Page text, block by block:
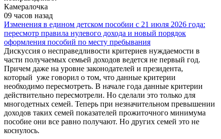
Камералочка
09 часов назад
Изменения в едином детском пособии с 21 июля 2026 года:
пересмотр правила нулевого дохода и новый порядок
оформления пособий по месту пребывания
Дискуссия о несправедливости критериев нуждаемости в
части получаемых семьей доходов ведется не первый год.
Причем даже на уровне законодателей и президента,
который уже говорил о том, что данные критерии
необходимо пересмотреть. В начале года данные критерии
действительно пересмотрели. Но сделали это только для
многодетных семей. Теперь при незначительном превышении
доходов таких семей показателей прожиточного минимума
пособие они все равно получают. Но других семей это не
коснулось.